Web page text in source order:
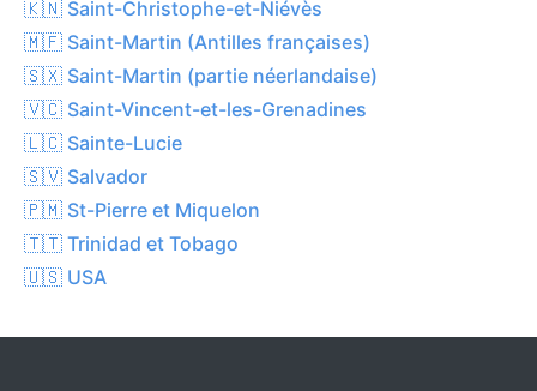
🇰🇳 Saint-Christophe-et-Niévès
🇲🇫 Saint-Martin (Antilles françaises)
🇸🇽 Saint-Martin (partie néerlandaise)
🇻🇨 Saint-Vincent-et-les-Grenadines
🇱🇨 Sainte-Lucie
🇸🇻 Salvador
🇵🇲 St-Pierre et Miquelon
🇹🇹 Trinidad et Tobago
🇺🇸 USA